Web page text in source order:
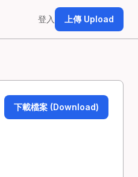
登入 上傳 Upload
下載檔案 (Download)